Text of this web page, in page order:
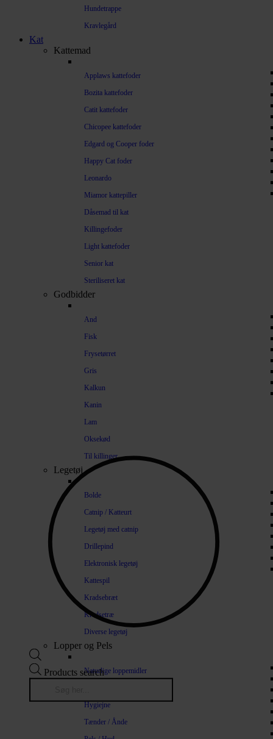
Hundetrappe
Kravlegård
Kat
Kattemad
Applaws kattefoder
Bozita kattefoder
Catit kattefoder
Chicopee kattefoder
Edgard og Cooper foder
Happy Cat foder
Leonardo
Miamor kattepiller
Dåsemad til kat
Killingefoder
Light kattefoder
Senior kat
Steriliseret kat
Godbidder
And
Fisk
Frysetørret
Gris
Kalkun
Kanin
Lam
Oksekød
Til killinger
Legetøj
Bolde
Catnip / Katteurt
Legetøj med catnip
Drillepind
Elektronisk legetøj
Kattespil
Kradsebræt
Kradsetræ
Diverse legetøj
Lopper og Pels
Naturlige loppemidler
Hygiejne
Tænder / Ånde
Products search